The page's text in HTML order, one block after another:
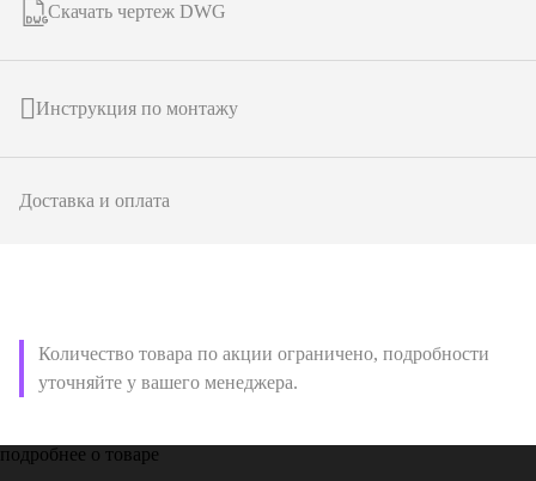
Скачать чертеж DWG
Инструкция по монтажу
Доставка и оплата
Количество товара по акции ограничено, подробности
уточняйте у вашего менеджера.
подробнее о товаре